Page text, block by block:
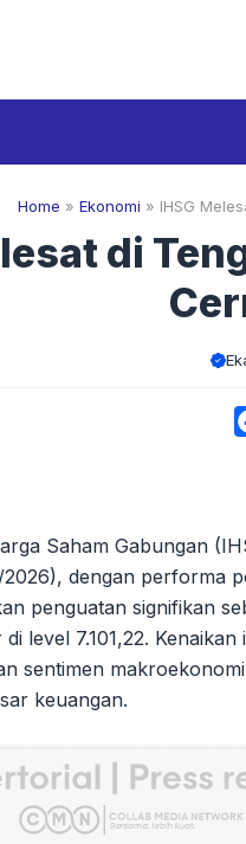
Home » Ekonomi » IHSG
di
Saham Gabungan
dengan performa
penguatan signifikan
level 7.101,22.
sentimen
keuangan.